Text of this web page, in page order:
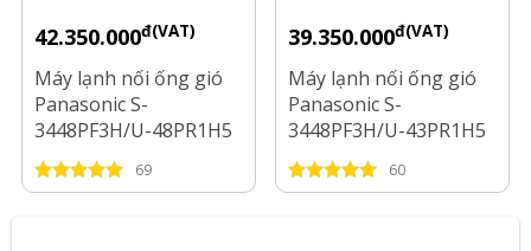
42.350.000đ(VAT)
Máy lạnh nối ống gió
Panasonic S-
3448PF3H/U-48PR1H5
Inverter 5.5 Hp
69
39.350.000đ(VAT)
Máy lạnh nối ống gió
Panasonic S-
3448PF3H/U-43PR1H5
Inverter 5 Hp
60